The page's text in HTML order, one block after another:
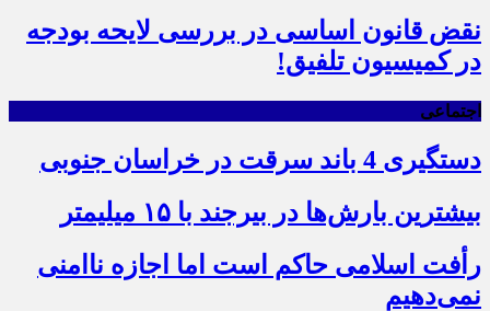
نقض قانون اساسی در بررسی لایحه بودجه
در کمیسیون تلفیق!
اجتماعی
دستگیری 4 باند سرقت در خراسان جنوبی
بیشترین بارش‌ها در بیرجند با ۱۵ میلیمتر
رأفت اسلامی حاکم است اما اجازه ناامنی
نمی‌دهیم